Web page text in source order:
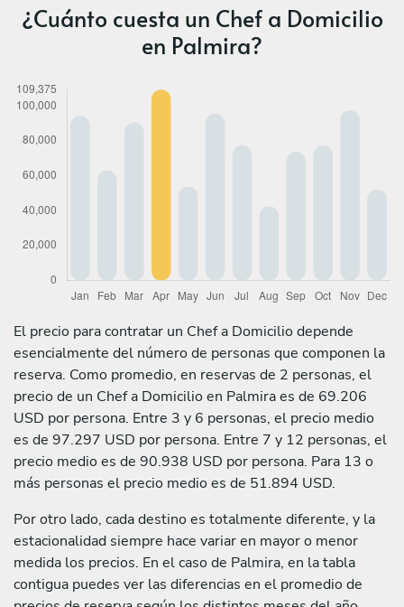
¿Cuánto cuesta un Chef a Domicilio
en Palmira?
El precio para contratar un Chef a Domicilio depende
esencialmente del número de personas que componen la
reserva. Como promedio, en reservas de 2 personas, el
precio de un Chef a Domicilio en Palmira es de 69.206
USD por persona. Entre 3 y 6 personas, el precio medio
es de 97.297 USD por persona. Entre 7 y 12 personas, el
precio medio es de 90.938 USD por persona. Para 13 o
más personas el precio medio es de 51.894 USD.
Por otro lado, cada destino es totalmente diferente, y la
estacionalidad siempre hace variar en mayor o menor
medida los precios. En el caso de Palmira, en la tabla
contigua puedes ver las diferencias en el promedio de